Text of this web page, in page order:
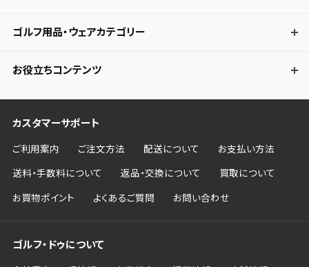
ゴルフ用品・ウェアカテゴリー
お役立ちコンテンツ
カスタマーサポート
ご利用案内 ご注文方法 配送について お支払い方法
送料・手数料について 返品・交換について 買取について
お買物ポイント よくあるご質問 お問い合わせ
ゴルフ・ドゥについて